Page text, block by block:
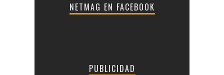
NETMAG EN FACEBOOK
PUBLICIDAD